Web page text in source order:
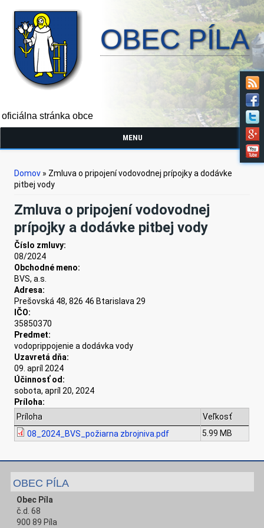
OBEC PÍLA
oficiálna stránka obce
MENU
Nachádzate sa tu
Domov » Zmluva o pripojení vodovodnej prípojky a dodávke
pitbej vody
Zmluva o pripojení vodovodnej
prípojky a dodávke pitbej vody
Číslo zmluvy:
08/2024
Obchodné meno:
BVS, a.s.
Adresa:
Prešovská 48, 826 46 Btarislava 29
IČO:
35850370
Predmet:
vodoprippojenie a dodávka vody
Uzavretá dňa:
09. apríl 2024
Účinnosť od:
sobota, apríl 20, 2024
Príloha:
Príloha
Veľkosť
08_2024_BVS_požiarna zbrojniva.pdf
5.99 MB
OBEC PÍLA
Obec Píla
č.d. 68
900 89 Píla